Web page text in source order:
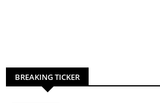
BREAKING TICKER